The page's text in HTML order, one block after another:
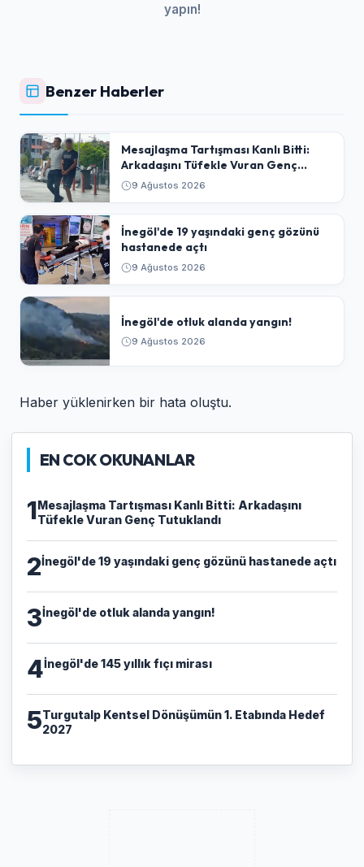
yapın!
Benzer Haberler
​Mesajlaşma Tartışması Kanlı Bitti:
Arkadaşını Tüfekle Vuran Genç
Tutuklandı
9 Ağustos 2026
İnegöl'de 19 yaşındaki genç gözünü
hastanede açtı
9 Ağustos 2026
İnegöl'de otluk alanda yangın!
9 Ağustos 2026
Haber yüklenirken bir hata oluştu.
EN COK OKUNANLAR
1​Mesajlaşma Tartışması Kanlı Bitti: Arkadaşını
Tüfekle Vuran Genç Tutuklandı
2İnegöl'de 19 yaşındaki genç gözünü hastanede açtı
3İnegöl'de otluk alanda yangın!
4İnegöl'de 145 yıllık fıçı mirası
5Turgutalp Kentsel Dönüşümün 1. Etabında Hedef
2027